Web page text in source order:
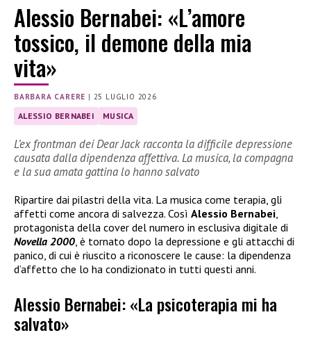
Alessio Bernabei: «L’amore
tossico, il demone della mia
vita»
BARBARA CARERE | 25 LUGLIO 2026
ALESSIO BERNABEI MUSICA
L’ex frontman dei Dear Jack racconta la difficile depressione
causata dalla dipendenza affettiva. La musica, la compagna
e la sua amata gattina lo hanno salvato
Ripartire dai pilastri della vita. La musica come terapia, gli
affetti come ancora di salvezza. Così Alessio Bernabei,
protagonista della cover del numero in esclusiva digitale di
Novella 2000, è tornato dopo la depressione e gli attacchi di
panico, di cui è riuscito a riconoscere le cause: la dipendenza
d’affetto che lo ha condizionato in tutti questi anni.
Alessio Bernabei: «La psicoterapia mi ha
salvato»